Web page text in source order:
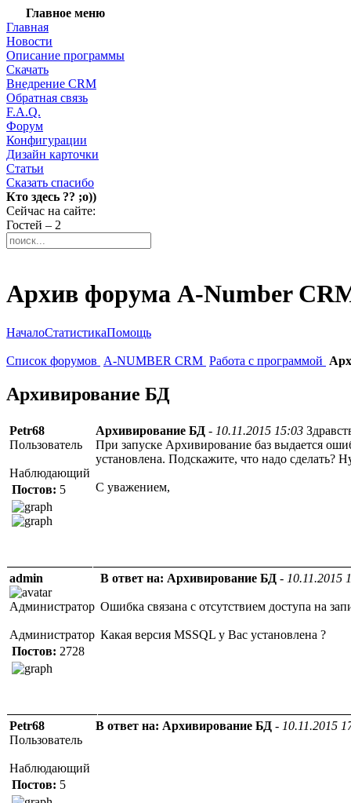
Главное меню
Главная
Новости
Описание программы
Скачать
Внедрение CRM
Обратная связь
F.A.Q.
Форум
Конфигурации
Дизайн карточки
Статьи
Сказать спасибо
Кто здесь ?? ;о))
Сейчас на сайте:
Гостей – 2
Архив форума A-Number
НачалоСтатистикаПомощь
Список форумов A-NUMBER CRM Работа с программой
Архивирование БД
Petr68
Пользователь
Наблюдающий
Постов: 5
Архивирование БД - 10.11.2015 15:03
При запуске Архивирование баз выдается
установлена. Подскажите, что надо сделать?
С уважением,
admin
Администратор
Администратор
Постов: 2728
В ответ на: Архивирование БД - 10.11.2015
Ошибка связана с отсутствием доступа на
Какая версия MSSQL у Вас установлена ?
Petr68
Пользователь
Наблюдающий
Постов: 5
В ответ на: Архивирование БД - 10.11.2015